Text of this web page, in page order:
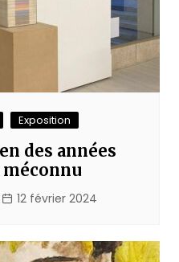
Exposition
des années
12 février 2024